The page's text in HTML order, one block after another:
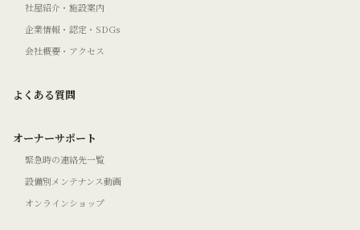
社屋紹介・施設案内
企業情報・認定・SDGs
会社概要・アクセス
よくある質問
オーナーサポート
緊急時の連絡先一覧
設備別メンテナンス動画
オンラインショップ